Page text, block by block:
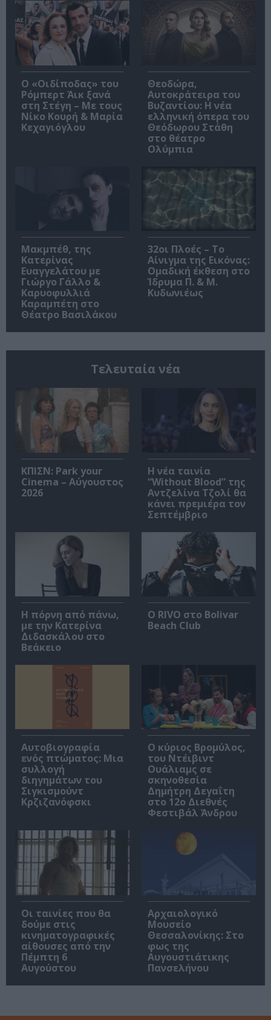
O «Οιδίποδας» του
Ρόμπερτ Άικ ξανά
στη Στέγη – Με τους
Νίκο Κουρή & Μαρία
Κεχαγιόγλου
Θεοδώρα,
Αυτοκράτειρα του
Βυζαντίου: Η νέα
ελληνική όπερα του
Θεόδωρου Στάθη
στο θέατρο
Ολύμπια
Μακμπέθ, της
Κατερίνας
Ευαγγελάτου με
Γιώργο Γάλλο &
Καρυοφυλλιά
Καραμπέτη στο
Θέατρο Βασιλάκου
32οι Πλοές – Το
Αίνιγμα της Εικόνας:
Ομαδική έκθεση στο
Ίδρυμα Π. & Μ.
Κυδωνιέως
Τελευταία νέα
ΚΠΙΣΝ: Park your
Cinema – Αύγουστος
2026
Η νέα ταινία
“Without Blood” της
Αντζελίνα Τζολί θα
κάνει πρεμιέρα τον
Σεπτέμβριο
Η πόρνη από πάνω,
με την Κατερίνα
Διδασκάλου στο
Βεάκειο
Ο RIVO στο Bolivar
Beach Club
Αυτοβιογραφία
ενός πτώματος: Μια
συλλογή
διηγημάτων του
Σιγκισμούντ
Κρζιζανόφσκι
O κύριος Βρομύλος,
του Ντέιβιντ
Ουάλιαμς σε
σκηνοθεσία
Δημήτρη Δεγαΐτη
στο 12ο Διεθνές
Φεστιβάλ Άνδρου
Οι ταινίες που θα
δούμε στις
κινηματογραφικές
αίθουσες από την
Πέμπτη 6
Αυγούστου
Αρχαιολογικό
Μουσείο
Θεσσαλονίκης: Στο
φως της
Αυγουστιάτικης
Πανσελήνου